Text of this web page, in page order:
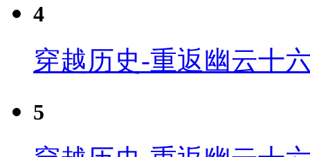
4
穿越历史-重返幽云十
5